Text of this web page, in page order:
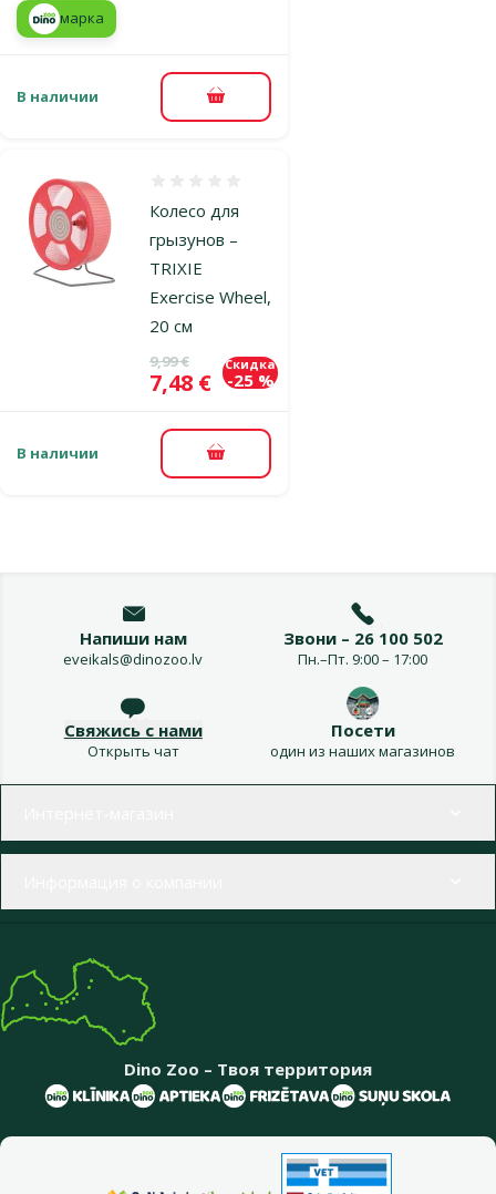
марка
В наличии В корзину
Колесо для
грызунов –
TRIXIE
Exercise Wheel,
20 cм
Исходная цена
9,99 €
Цена
7,48 €
Скидка
-25 %
В наличии В корзину
Напиши нам
eveikals@dinozoo.lv
Звони – 26 100 502
Пн.–Пт. 9:00 – 17:00
Свяжись с нами
Открыть чат
Посети
один из наших магазинов
Dino Zoo – Твоя территория